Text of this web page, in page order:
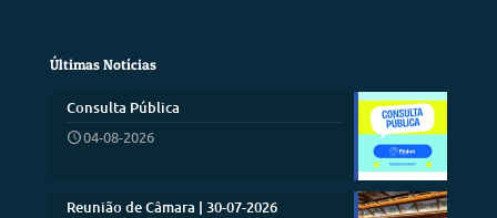
Últimas Notícias
Consulta Pública
04-08-2026
Reunião de Câmara | 30-07-2026